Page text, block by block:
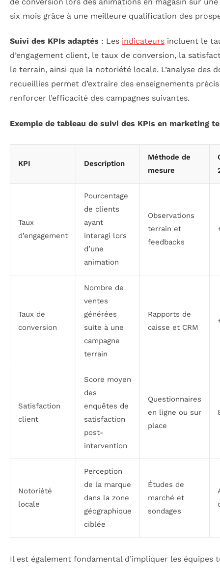
six mois grâce à une meilleure qualification des
Suivi des KPIs adaptés : Les indicateurs incluent le
d’engagement client, le taux de conversion, la
le terrain, ainsi que la notoriété locale. L’analyse des
recueillies permet d’extraire des enseignements
renforcer l’efficacité des campagnes suivantes.
Exemple de tableau de suivi des KPIs en marketing
KPI Description
Méthode de
mesure
Taux
d’engagement
Pourcentage
de clients
ayant
interagi lors
d’une
animation
Observations
terrain et
feedbacks
Taux de
conversion
Nombre de
ventes
générées
suite à une
campagne
terrain
Rapports de
caisse et CRM
Satisfaction
client
Score moyen
des
enquêtes de
satisfaction
post-
intervention
Questionnaires
en ligne ou sur
place
Notoriété
locale
Perception
de la marque
dans la zone
géographique
ciblée
Études de
marché et
sondages
Il est également fondamental d’impliquer les équipes